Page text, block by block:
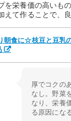
を栄養価の高いも
えて作ることで、
朝食に☆枝豆と豆乳
厚でコクの
なし。野菜
なり、栄養
る原因にな